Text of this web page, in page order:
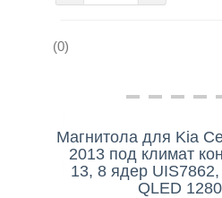
(0)
Нашли
Магнитола для Kia
2013 под климат
13, 8 ядер
QLED